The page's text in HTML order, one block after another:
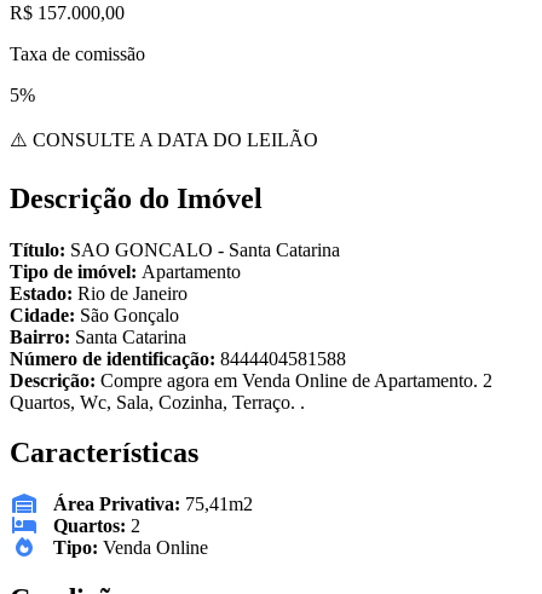
R$ 157.000,00
Taxa de comissão
5%
⚠️ CONSULTE A DATA DO LEILÃO
Descrição do Imóvel
Título: SAO GONCALO - Santa Catarina
Tipo de imóvel: Apartamento
Estado: Rio de Janeiro
Cidade: São Gonçalo
Bairro: Santa Catarina
Número de identificação: 8444404581588
Descrição: Compre agora em Venda Online de Apartamento. 2
Quartos, Wc, Sala, Cozinha, Terraço. .
Características
Área Privativa: 75,41m2
Quartos: 2
Tipo: Venda Online